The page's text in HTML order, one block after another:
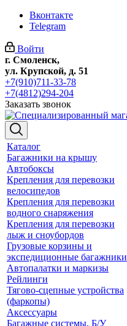
Вконтакте
Telegram
Войти
г. Смоленск,
ул. Крупской, д. 51
+7(910)711-33-78
+7(4812)294-204
Заказать звонок
Каталог
Багажники на крышу
Автобоксы
Крепления для перевозки
велосипедов
Крепления для перевозки
водного снаряжения
Крепления для перевозки
лыж и сноубордов
Грузовые корзины и
экспедиционные багажники
Автопалатки и маркизы
Рейлинги
Тягово-сцепные устройства
(фаркопы)
Аксессуары
Багажные системы, Б/У